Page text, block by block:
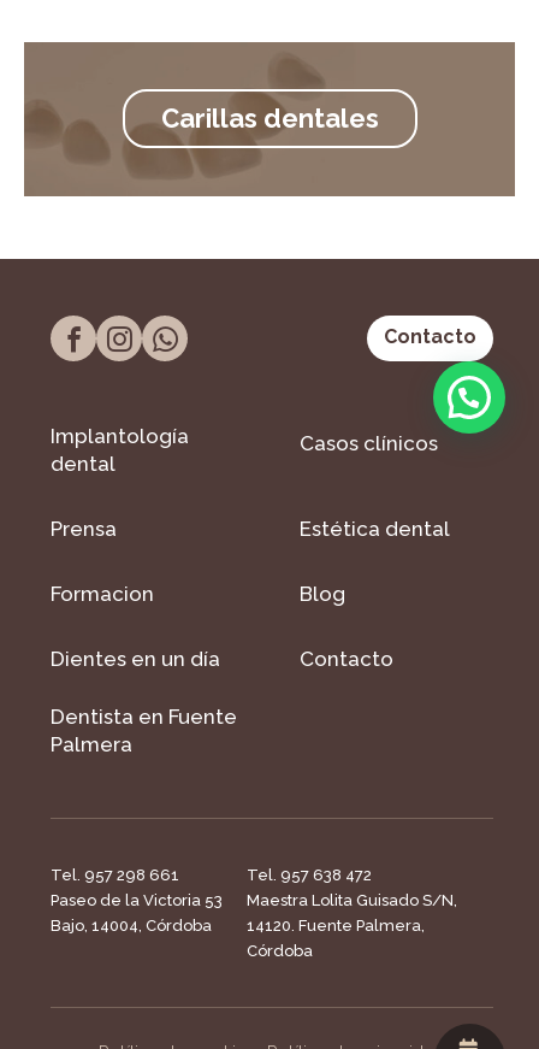
Carillas dentales
Contacto
Implantología
dental
Casos clínicos
Prensa Estética dental
Formacion Blog
Dientes en un día Contacto
Dentista en Fuente
Palmera
Tel. 957 298 661
Paseo de la Victoria 53
Bajo, 14004, Córdoba
Tel. 957 638 472
Maestra Lolita Guisado S/N,
14120. Fuente Palmera,
Córdoba